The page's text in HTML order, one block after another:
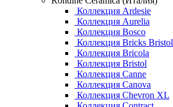
Коллекция Ardesie
Коллекция Aurelia
Коллекция Bosco
Коллекция Bricks Bristol
Коллекция Bricola
Коллекция Bristol
Коллекция Canne
Коллекция Canova
Коллекция Chevron XL